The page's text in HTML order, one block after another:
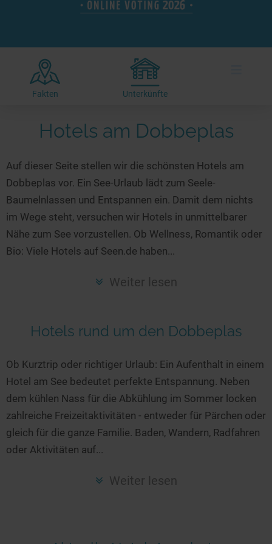
Radtouren am See
Kitesurfen
Kanu- & Kajaktouren
Badeseen in Deutschland
Wellness am See
Urlaub an der Küste
Unterkünfte
Hotels am See
Ferienwohnungen
Camping
Kanu- & Kajak-Urlaub
Wanderurlaub
Bikeurlaub
Auszeit & Wellness
Camping am See
Top-Hotels
Familienhotels
Wellness-Hotels
Biohotels
Ausgefallenes
Häuser auf dem Wasser
Hundefreundliche Unterkünfte
Seen in Deutschland
Seen in Europa
Überwachte Badestellen
Unsere See-Highlights
Deutschlands schönste Seen
Top Seen nach Bundesländern
Top Seen nach Regionen
Deutschlands Lieblingsseen
Frankreich
Niederlande
Schweden
Norwegen
alle Länder…
Fakten Unterkünfte
Hotels am Dobbeplas
Auf dieser Seite stellen wir die schönsten Hotels am
Dobbeplas vor. Ein See-Urlaub lädt zum Seele-
Baumelnlassen und Entspannen ein. Damit dem nichts
im Wege steht, versuchen wir Hotels in unmittelbarer
Nähe zum See vorzustellen. Ob Wellness, Romantik oder
Bio: Viele Hotels auf Seen.de haben...
Weiter lesen
Hotels rund um den Dobbeplas
Ob Kurztrip oder richtiger Urlaub: Ein Aufenthalt in einem
Hotel am See bedeutet perfekte Entspannung. Neben
dem kühlen Nass für die Abkühlung im Sommer locken
zahlreiche Freizeitaktivitäten - entweder für Pärchen oder
gleich für die ganze Familie. Baden, Wandern, Radfahren
oder Aktivitäten auf...
Weiter lesen